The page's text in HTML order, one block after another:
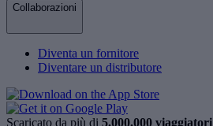
Collaborazioni
Diventa un fornitore
Diventare un distributore
Scaricato da più di 5.000.000 viaggiatori